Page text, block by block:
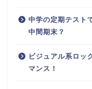
中学の定期テスト
中間期末？
ビジュアル系ロッ
マンス！